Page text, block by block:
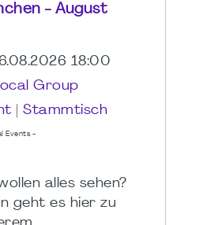
- August
18:00
Group
Stammtisch
Events -
alles sehen?
geht es hier zu